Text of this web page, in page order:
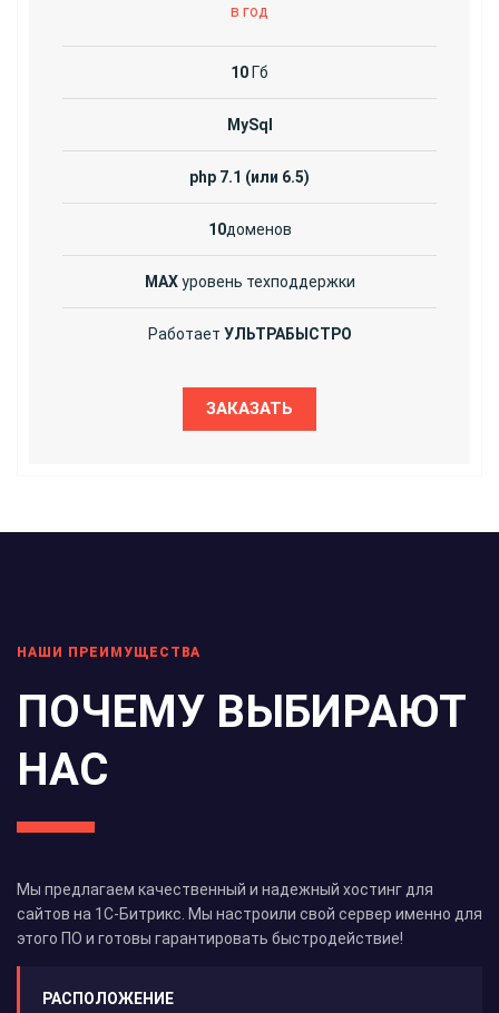
в год
10 Гб
MySql
php 7.1 (или 6.5)
10доменов
MAXуровень техподдержки
Работает УЛЬТРАБЫСТРО
ЗАКАЗАТЬ
НАШИ ПРЕИМУЩЕСТВА
ПОЧЕМУ ВЫБИРАЮТ
НАС
Мы предлагаем качественный и надежный хостинг для
сайтов на 1С-Битрикс. Мы настроили свой сервер именно для
этого ПО и готовы гарантировать быстродействие!
РАСПОЛОЖЕНИЕ